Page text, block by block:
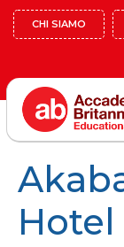
CHI SIAMO
Hotel